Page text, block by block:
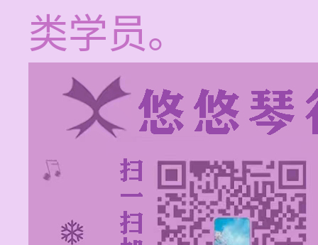
类学员。